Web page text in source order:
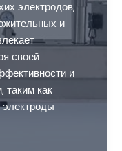
электродов,
и
своей
и
таким как
электроды